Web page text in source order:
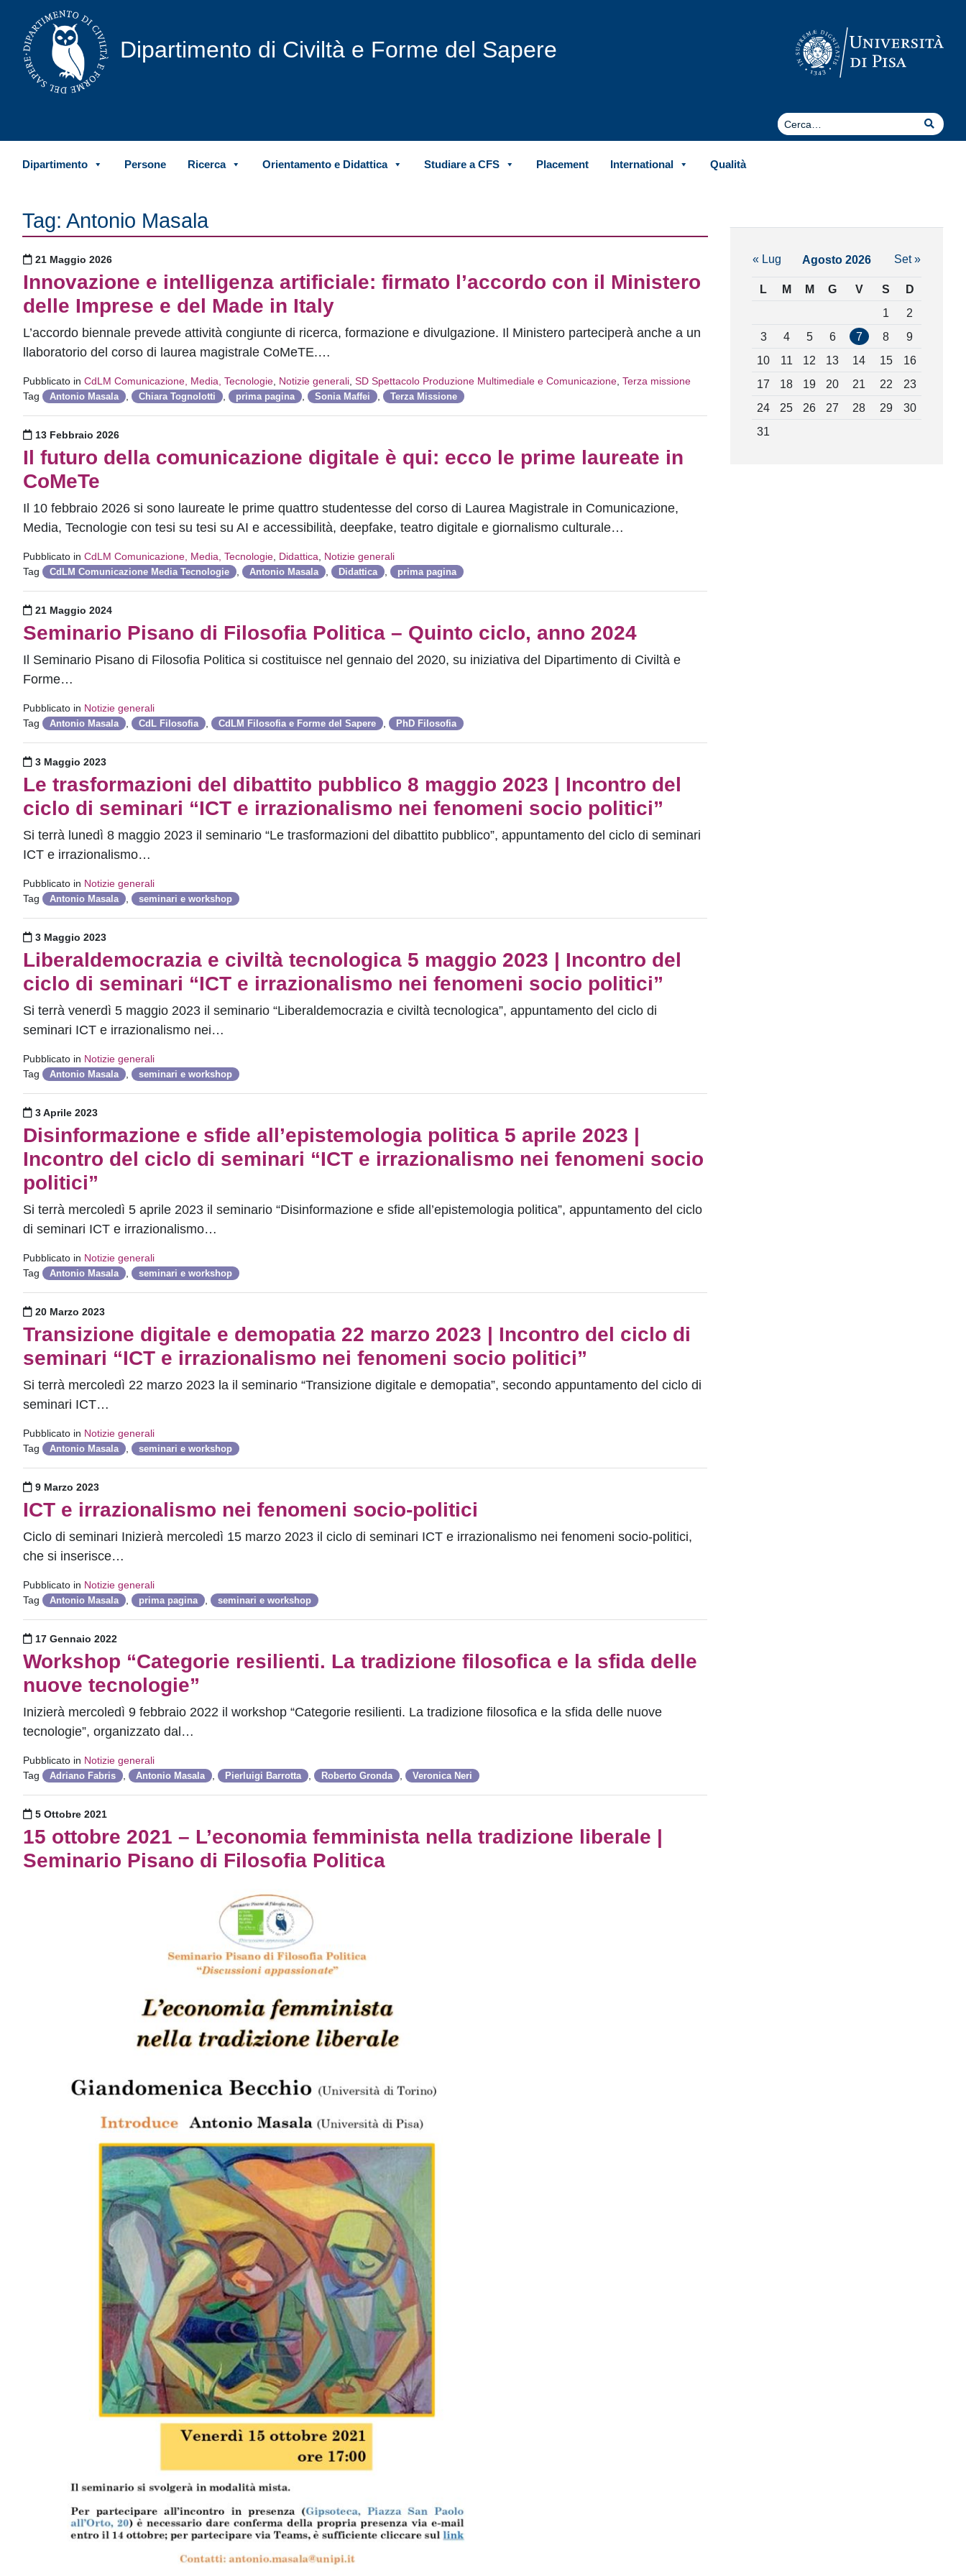
Vai al contenuto
Dipartimento di Civiltà e Forme del Sapere
Cerca
Cerca
Dipartimento Persone Ricerca Orientamento e Didattica Studiare a CFS Placement International Qualità
Tag: Antonio Masala
Pubblicato il
21 Maggio 2026
Innovazione e intelligenza artificiale: firmato l’accordo con il Ministero
delle Imprese e del Made in Italy
L’accordo biennale prevede attività congiunte di ricerca, formazione e divulgazione. Il Ministero parteciperà anche a un
llaboratorio del corso di laurea magistrale CoMeTE.…
Pubblicato in CdLM Comunicazione, Media, Tecnologie, Notizie generali, SD Spettacolo Produzione Multimediale e Comunicazione, Terza missione
Tag
Antonio Masala , Chiara Tognolotti , prima pagina , Sonia Maffei , Terza Missione
Pubblicato il
13 Febbraio 2026
Il futuro della comunicazione digitale è qui: ecco le prime laureate in
CoMeTe
Il 10 febbraio 2026 si sono laureate le prime quattro studentesse del corso di Laurea Magistrale in Comunicazione,
Media, Tecnologie con tesi su tesi su AI e accessibilità, deepfake, teatro digitale e giornalismo culturale…
Pubblicato in CdLM Comunicazione, Media, Tecnologie, Didattica, Notizie generali
Tag
CdLM Comunicazione Media Tecnologie , Antonio Masala , Didattica , prima pagina
Pubblicato il
21 Maggio 2024
Seminario Pisano di Filosofia Politica – Quinto ciclo, anno 2024
Il Seminario Pisano di Filosofia Politica si costituisce nel gennaio del 2020, su iniziativa del Dipartimento di Civiltà e
Forme…
Pubblicato in Notizie generali
Tag
Antonio Masala , CdL Filosofia , CdLM Filosofia e Forme del Sapere , PhD Filosofia
Pubblicato il
3 Maggio 2023
Le trasformazioni del dibattito pubblico 8 maggio 2023 | Incontro del
ciclo di seminari “ICT e irrazionalismo nei fenomeni socio politici”
Si terrà lunedì 8 maggio 2023 il seminario “Le trasformazioni del dibattito pubblico”, appuntamento del ciclo di seminari
ICT e irrazionalismo…
Pubblicato in Notizie generali
Tag
Antonio Masala , seminari e workshop
Pubblicato il
3 Maggio 2023
Liberaldemocrazia e civiltà tecnologica 5 maggio 2023 | Incontro del
ciclo di seminari “ICT e irrazionalismo nei fenomeni socio politici”
Si terrà venerdì 5 maggio 2023 il seminario “Liberaldemocrazia e civiltà tecnologica”, appuntamento del ciclo di
seminari ICT e irrazionalismo nei…
Pubblicato in Notizie generali
Tag
Antonio Masala , seminari e workshop
Pubblicato il
3 Aprile 2023
Disinformazione e sfide all’epistemologia politica 5 aprile 2023 |
Incontro del ciclo di seminari “ICT e irrazionalismo nei fenomeni socio
politici”
Si terrà mercoledì 5 aprile 2023 il seminario “Disinformazione e sfide all’epistemologia politica”, appuntamento del ciclo
di seminari ICT e irrazionalismo…
Pubblicato in Notizie generali
Tag
Antonio Masala , seminari e workshop
Pubblicato il
20 Marzo 2023
Transizione digitale e demopatia 22 marzo 2023 | Incontro del ciclo di
seminari “ICT e irrazionalismo nei fenomeni socio politici”
Si terrà mercoledì 22 marzo 2023 la il seminario “Transizione digitale e demopatia”, secondo appuntamento del ciclo di
seminari ICT…
Pubblicato in Notizie generali
Tag
Antonio Masala , seminari e workshop
Pubblicato il
9 Marzo 2023
ICT e irrazionalismo nei fenomeni socio-politici
Ciclo di seminari Inizierà mercoledì 15 marzo 2023 il ciclo di seminari ICT e irrazionalismo nei fenomeni socio-politici,
che si inserisce…
Pubblicato in Notizie generali
Tag
Antonio Masala , prima pagina , seminari e workshop
Pubblicato il
17 Gennaio 2022
Workshop “Categorie resilienti. La tradizione filosofica e la sfida delle
nuove tecnologie”
Inizierà mercoledì 9 febbraio 2022 il workshop “Categorie resilienti. La tradizione filosofica e la sfida delle nuove
tecnologie”, organizzato dal…
Pubblicato in Notizie generali
Tag
Adriano Fabris , Antonio Masala , Pierluigi Barrotta , Roberto Gronda , Veronica Neri
Pubblicato il
5 Ottobre 2021
15 ottobre 2021 – L’economia femminista nella tradizione liberale |
Seminario Pisano di Filosofia Politica
Agosto 2026
L M M G V S D
« Lug Set »
1
2
3
4 5 6 7 8
9
10
11 12 13 14 15
16
17
18 19 20 21 22
23
24
25 26 27 28 29
30
31